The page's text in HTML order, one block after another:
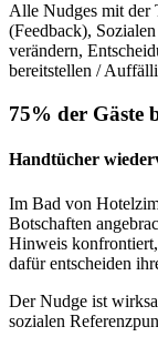
Alle Nudges mit der
(Feedback),
verändern,
bereitstellen /
75% der Gäste
Handtücher
Im Bad von
Botschaften
Hinweis konfrontiert,
dafür entscheiden
Der Nudge ist
sozialen